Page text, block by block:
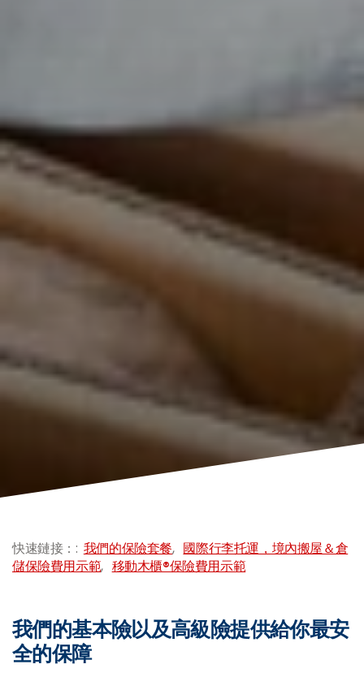
快速鏈接：: 我們的保險套餐, 國際行李托運，境內搬屋＆倉
儲保險費用示範, 移動木櫃®保險費用示範
我們的基本險以及高級險提供給你最安
全的保障